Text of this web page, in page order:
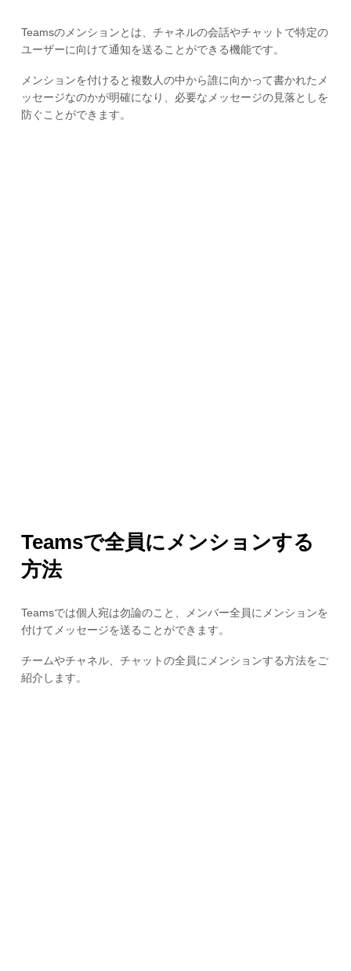
Teamsのメンションとは、チャネルの会話やチャットで特定の
ユーザーに向けて通知を送ることができる機能です。
メンションを付けると複数人の中から誰に向かって書かれたメ
ッセージなのかが明確になり、必要なメッセージの見落としを
防ぐことができます。
Teamsで全員にメンションする
方法
Teamsでは個人宛は勿論のこと、メンバー全員にメンションを
付けてメッセージを送ることができます。
チームやチャネル、チャットの全員にメンションする方法をご
紹介します。